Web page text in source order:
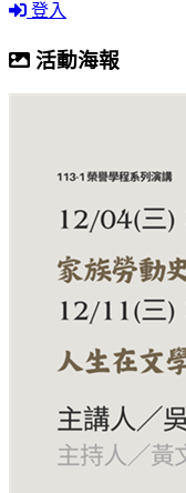
登入
活動海報